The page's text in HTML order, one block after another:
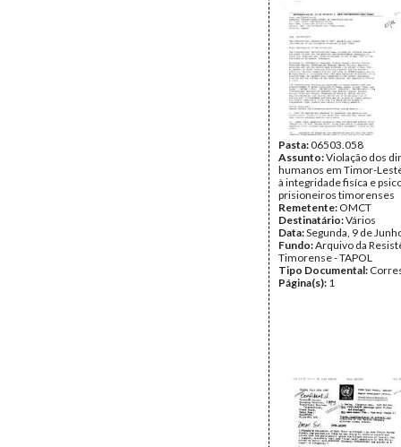
Pasta:06503.058
Assunto:Violação dos
humanos em Timor-
à integridade fisíca e
prisioneiros timorenses
Remetente: OMCT
Destinatário:Vários
Data:Segunda, 9 de
Fundo:Arquivo da
Timorense - TAPOL
Tipo Documental:
Página(s): 1